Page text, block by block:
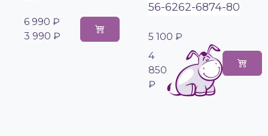
6 990 ₽
3 990 ₽
56-6262-6874-80
5 100 ₽
4
850
₽